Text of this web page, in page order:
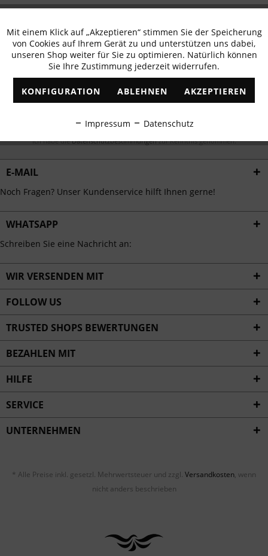
erhalten
✓ Exklusive Angebote ✓ Die aktuellsten Trends
ABONNIEREN
Ich habe dieDatenschutzbestimmungenzur Kenntnis genommen.
E-MAIL
Noch Fragen? Unser Kundenservice hilft Ihnen gerne!
WHATSAPP
Schreiben Sie eine Nachricht an:
WIR VERSENDEN MIT
FOLLOW US
TRUSTED SHOPS BEWERTUNGEN
BEZAHLEN MIT
HILFE
SERVICE
UNTERNEHMEN
* Alle Preise inkl. gesetzl. Mehrwertsteuer und zzgl. Versandkosten, wenn
nicht anders beschrieben
Funktionale Aktiv
Marketing Inaktiv
Tracking Inaktiv
Personalisierung Inaktiv
Service
Mit einem Klick auf „Akzeptieren“ stimmen Sie der Speicherung
von Cookies auf Ihrem Gerät zu und unterstützen uns dabei,
unseren Shop weiter für Sie zu optimieren. Natürlich können
Sie Ihre Zustimmung jederzeit widerrufen.
KONFIGURATION ABLEHNEN AKZEPTIEREN
Impressum Datenschutz